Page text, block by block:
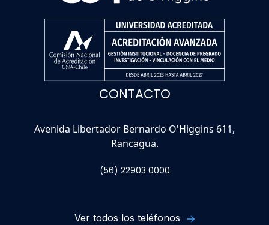
CONTACTO
Avenida Libertador Bernardo O'Higgins 611,
Rancagua.
(56) 22903 0000
Ver todos los teléfonos